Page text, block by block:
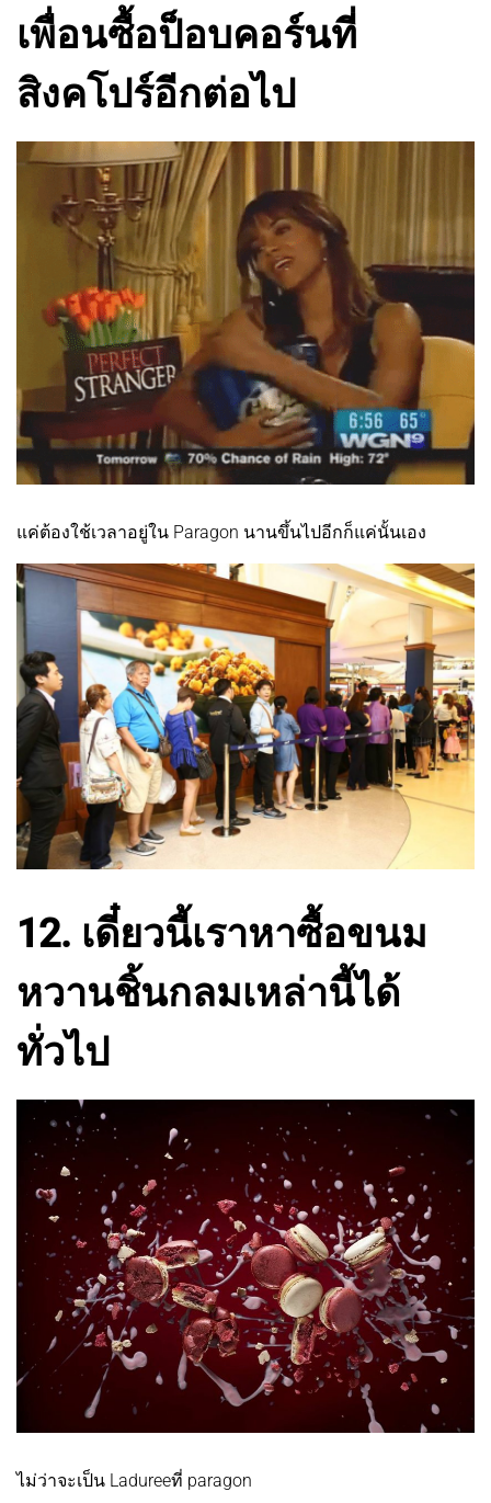
เพื่อนซื้อป็อบคอร์นที่
สิงคโปร์อีกต่อไป
แค่ต้องใช้เวลาอยู่ใน Paragon นานขึ้นไปอีกก็แค่นั้นเอง
12. เดี๋ยวนี้เราหาซื้อขนม
หวานชิ้นกลมเหล่านี้ได้
ทั่วไป
ไม่ว่าจะเป็น Ladureeที่ paragon